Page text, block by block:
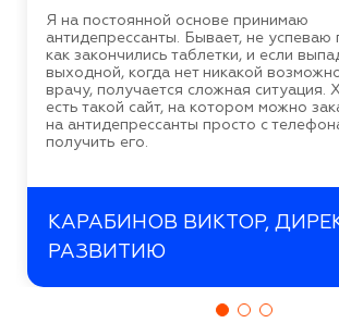
Я на постоянной основе принимаю
антидепрессанты. Бывает, не успеваю
как закончились таблетки, и если
выходной, когда нет никакой
врачу, получается сложная ситуация.
есть такой сайт, на котором можно
на антидепрессанты просто с
получить его.
КАРАБИНОВ ВИКТОР,
РАЗВИТИЮ